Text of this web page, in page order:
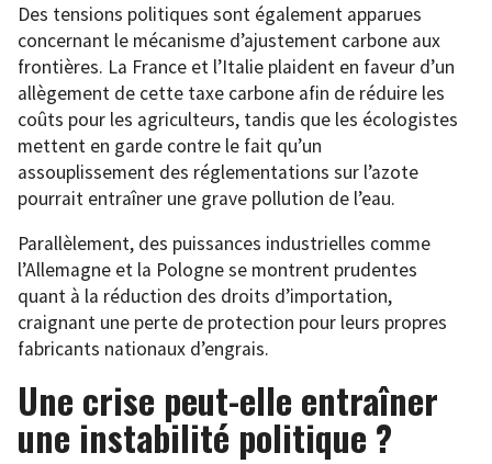
Des tensions politiques sont également apparues
concernant le mécanisme d’ajustement carbone aux
frontières. La France et l’Italie plaident en faveur d’un
allègement de cette taxe carbone afin de réduire les
coûts pour les agriculteurs, tandis que les écologistes
mettent en garde contre le fait qu’un
assouplissement des réglementations sur l’azote
pourrait entraîner une grave pollution de l’eau.
Parallèlement, des puissances industrielles comme
l’Allemagne et la Pologne se montrent prudentes
quant à la réduction des droits d’importation,
craignant une perte de protection pour leurs propres
fabricants nationaux d’engrais.
Une crise peut-elle entraîner
une instabilité politique ?